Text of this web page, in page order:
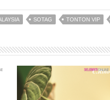
p
y
Li
n
ar
eSOTAG TONTON VIP